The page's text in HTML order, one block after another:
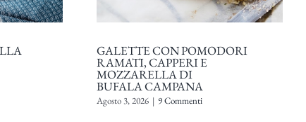
GALETTE CON POMODORI
RAMATI, CAPPERI E
MOZZARELLA DI
BUFALA CAMPANA
Agosto 3, 2026 | 9 Commenti